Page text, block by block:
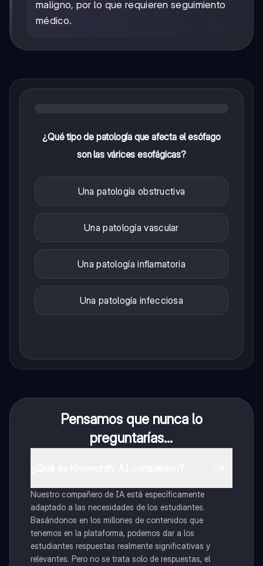
maligno, por lo que requieren seguimiento
médico.
¿Qué tipo de patología que afecta el esófago
son las várices esofágicas?
Una patología obstructiva
Una patología vascular
Una patología inflamatoria
Una patología infecciosa
Pensamos que nunca lo
preguntarías...
Nuestro compañero de IA está específicamente
adaptado a las necesidades de los estudiantes.
Basándonos en los millones de contenidos que
tenemos en la plataforma, podemos dar a los
estudiantes respuestas realmente significativas y
relevantes. Pero no se trata solo de respuestas, el